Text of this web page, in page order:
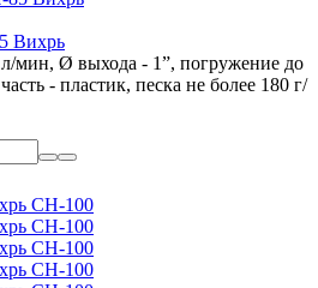
Вихрь
мин, Ø выхода - 1”, погружение до
- пластик, песка не более 180 г/